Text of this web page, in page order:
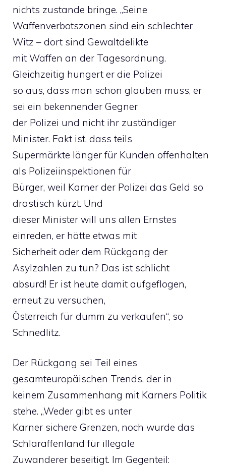
nichts zustande bringe. „Seine
Waffenverbotszonen sind ein schlechter
Witz – dort sind Gewaltdelikte
mit Waffen an der Tagesordnung.
Gleichzeitig hungert er die Polizei
so aus, dass man schon glauben muss, er
sei ein bekennender Gegner
der Polizei und nicht ihr zuständiger
Minister. Fakt ist, dass teils
Supermärkte länger für Kunden offenhalten
als Polizeiinspektionen für
Bürger, weil Karner der Polizei das Geld so
drastisch kürzt. Und
dieser Minister will uns allen Ernstes
einreden, er hätte etwas mit
Sicherheit oder dem Rückgang der
Asylzahlen zu tun? Das ist schlicht
absurd! Er ist heute damit aufgeflogen,
erneut zu versuchen,
Österreich für dumm zu verkaufen“, so
Schnedlitz.
Der Rückgang sei Teil eines
gesamteuropäischen Trends, der in
keinem Zusammenhang mit Karners Politik
stehe. „Weder gibt es unter
Karner sichere Grenzen, noch wurde das
Schlaraffenland für illegale
Zuwanderer beseitigt. Im Gegenteil: